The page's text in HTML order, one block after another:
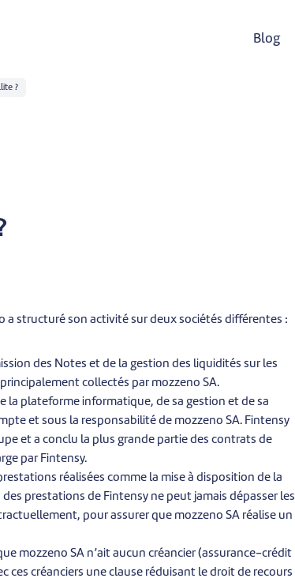
Blog
?
a structuré son activité sur deux sociétés différentes :
des Notes et de la gestion des liquidités sur les
collectés par mozzeno SA.
la plateforme informatique, de sa gestion et de sa
et sous la responsabilité de mozzeno SA. Fintensy
et a conclu la plus grande partie des contrats de
par Fintensy.
réalisées comme la mise à disposition de la
prestations de Fintensy ne peut jamais dépasser les
pour assurer que mozzeno SA réalise un
mozzeno SA n’ait aucun créancier (assurance-crédit
ces créanciers une clause réduisant le droit de recours